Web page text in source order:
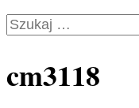
Szukaj:
cm3118